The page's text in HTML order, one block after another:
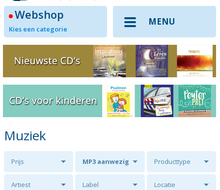
Webshop
Kies een categorie
MENU
Muziek
Prijs MP3 aanwezig Producttype
Artiest Label Locatie